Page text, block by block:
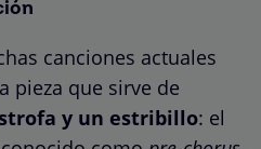
canciones actuales
pieza que sirve de
y un estribillo: el